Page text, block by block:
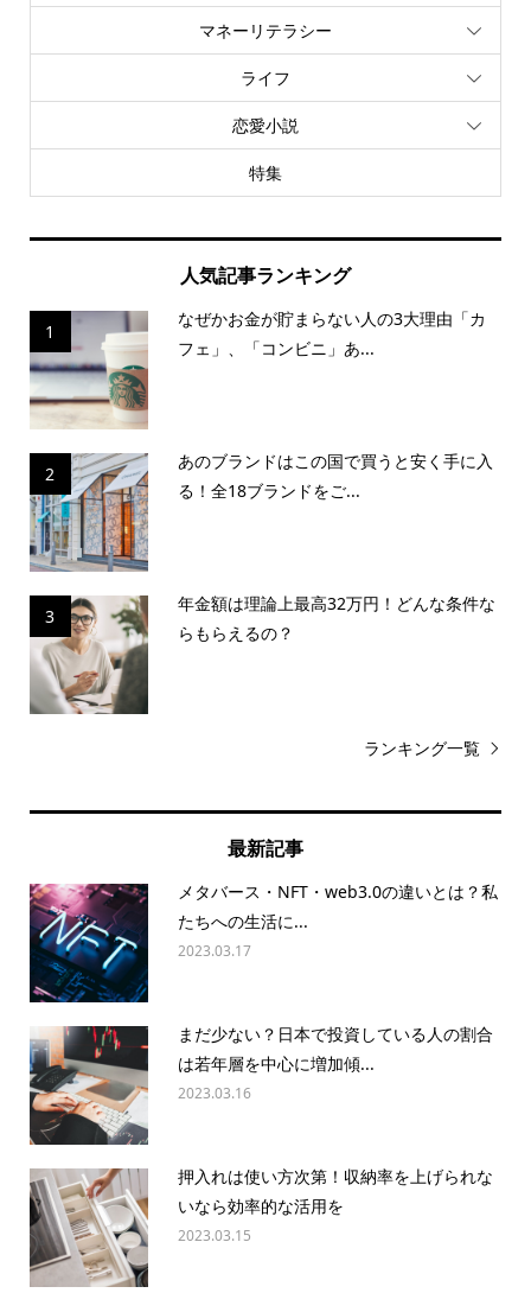
マネーリテラシー
ライフ
恋愛小説
特集
人気記事ランキング
1
なぜかお金が貯まらない人の3大理由「カ
フェ」、「コンビニ」あ...
2
あのブランドはこの国で買うと安く手に入
る！全18ブランドをご...
3
年金額は理論上最高32万円！どんな条件な
らもらえるの？
ランキング一覧
最新記事
メタバース・NFT・web3.0の違いとは？私
たちへの生活に...
2023.03.17
まだ少ない？日本で投資している人の割合
は若年層を中心に増加傾...
2023.03.16
押入れは使い方次第！収納率を上げられな
いなら効率的な活用を
2023.03.15